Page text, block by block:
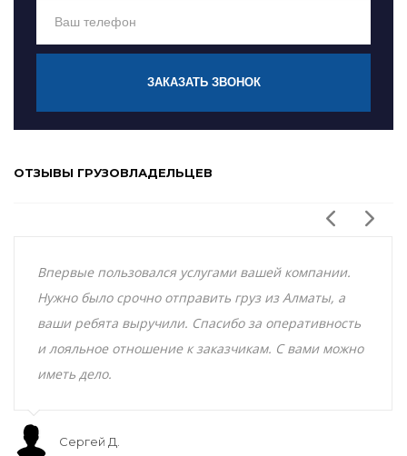
ЗАКАЗАТЬ ЗВОНОК
ОТЗЫВЫ ГРУЗОВЛАДЕЛЬЦЕВ
Впервые пользовался услугами вашей компании.
Нужно было срочно отправить груз из Алматы, а
ваши ребята выручили. Спасибо за оперативность
и лояльное отношение к заказчикам. С вами можно
иметь дело.
Сергей Д.